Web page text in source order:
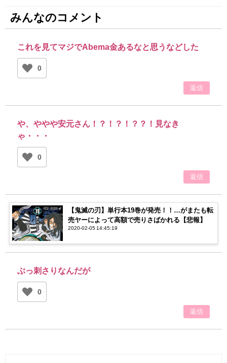
みんなのコメント
これを見てマジでAbema金あるなと思うなどした
0
返信
や、ややや安元さん！？！？！？？！見なき
ゃ・・・
0
返信
【鬼滅の刃】単行本19巻が発売！！…がまたも転
売ヤーによって高額で売りさばかれる【悲報】
2020-02-05 14:45:19
ぶっ刺さりなんだが
0
返信